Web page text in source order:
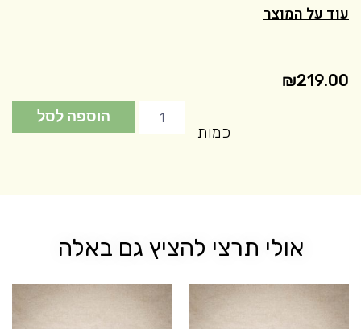
עוד על המוצר
₪219.00
כמות
הוספה לסל
אולי תרצי להציץ גם באלה